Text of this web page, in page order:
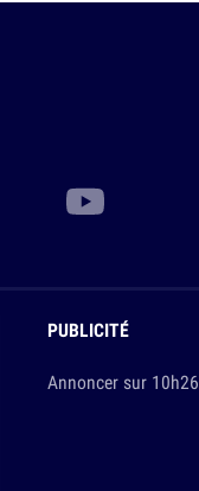
PUBLICITÉ
Annoncer sur 10h26